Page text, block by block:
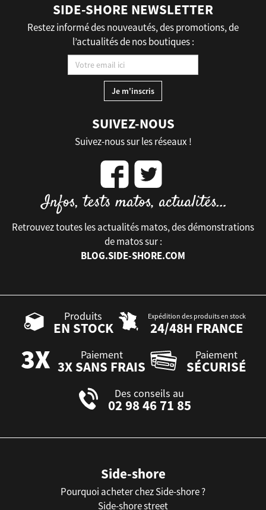
SIDE-SHORE NEWSLETTER
Restez informé des nouveautés, des promotions, de
l’actualités de nos boutiques :
SUIVEZ-NOUS
Suivez-nous sur les réseaux !
Retrouvez toutes les actualités matos, des démonstrations
de matos sur :
BLOG.SIDE-SHORE.COM
Produits
EN STOCK
Expédition des produits en stock
24/48H FRANCE
Paiement
3X SANS FRAIS
Paiement
SÉCURISÉ
Des conseils au
02 98 46 71 85
Side-shore
Pourquoi acheter chez Side-shore ?
Side-shore street